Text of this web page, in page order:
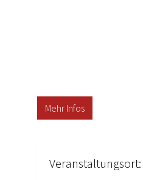
Mehr Infos
Veranstaltungsort: